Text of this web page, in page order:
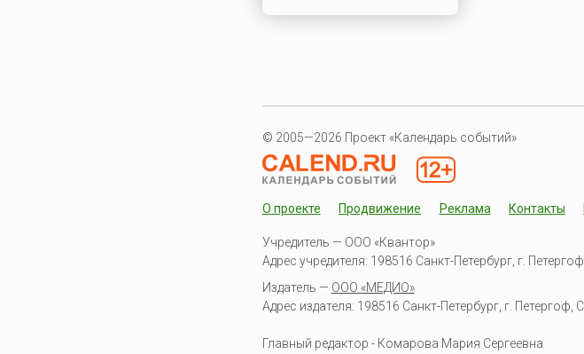
© 2005—2026 Проект «Календарь событий»
О проекте Продвижение Реклама Контакты
Учредитель — ООО «Квантор»
Адрес учредителя: 198516 Санкт-Петербург, г.
Издатель — ООО «МЕДИО»
Адрес издателя: 198516 Санкт-Петербург, г. Петергоф,
Главный редактор - Комарова Мария Сергеевна